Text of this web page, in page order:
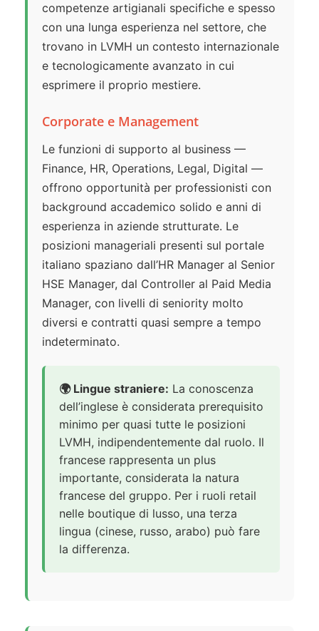
competenze artigianali specifiche e spesso
con una lunga esperienza nel settore, che
trovano in LVMH un contesto internazionale
e tecnologicamente avanzato in cui
esprimere il proprio mestiere.
Corporate e Management
Le funzioni di supporto al business —
Finance, HR, Operations, Legal, Digital —
offrono opportunità per professionisti con
background accademico solido e anni di
esperienza in aziende strutturate. Le
posizioni manageriali presenti sul portale
italiano spaziano dall’HR Manager al Senior
HSE Manager, dal Controller al Paid Media
Manager, con livelli di seniority molto
diversi e contratti quasi sempre a tempo
indeterminato.
🌍 Lingue straniere: La conoscenza
dell’inglese è considerata prerequisito
minimo per quasi tutte le posizioni
LVMH, indipendentemente dal ruolo. Il
francese rappresenta un plus
importante, considerata la natura
francese del gruppo. Per i ruoli retail
nelle boutique di lusso, una terza
lingua (cinese, russo, arabo) può fare
la differenza.